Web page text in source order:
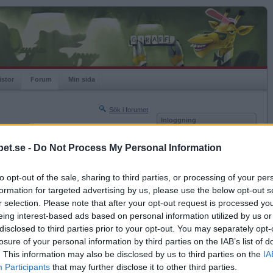
- Do Not Process My Personal Information
opt-out of the sale, sharing to third parties, or processing of your
for targeted advertising by us, please use the below opt-out
selection. Please note that after your opt-out request is processed
interest-based ads based on personal information utilized by us
to third parties prior to your opt-out. You may separately
of your personal information by third parties on the IAB’s list of
This information may also be disclosed by us to third parties on the
Participants that may further disclose it to other third parties.
Forum Min sida
Sök i forumet
Nästa sida »
2008-02-12 11:13
2008-02-12 13:23
Inloggning
Kom ihåg mig
Glömt ditt lösenord?
Få ny aktiveringslänk
Betapet är gratis!